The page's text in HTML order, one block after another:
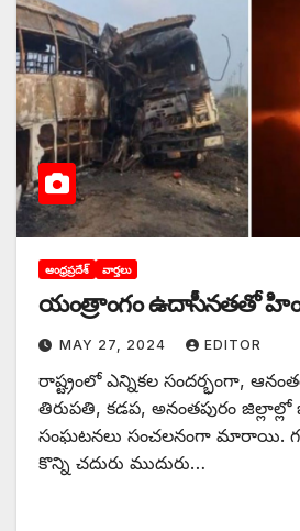
ఆంధ్రప్రదేశ్ వార్తలు
యంత్రాంగం ఉదాసీనతతో
MAY 27, 2024 EDITOR
రాష్ట్రంలో ఎన్నికల సందర్భంగా,
తిరుపతి, కడప, అనంతపురం
సంఘటనలు సంచలనంగా మారాయి.
కొన్ని చదురు ముదురు…